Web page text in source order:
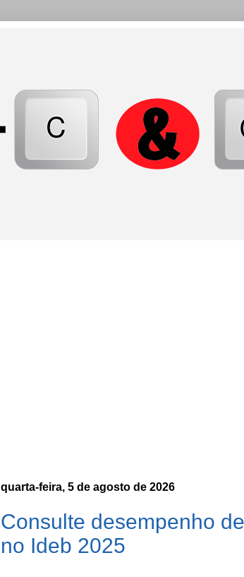
quarta-feira, 5 de agosto de 2026
Consulte desempenho
no Ideb 2025